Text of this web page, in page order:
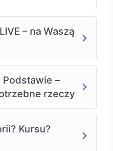
Przepowiedni
z matematyki z wynikiem
dziś ledwo osiągasz
– na Waszą
–
rzeczy
Kursu?